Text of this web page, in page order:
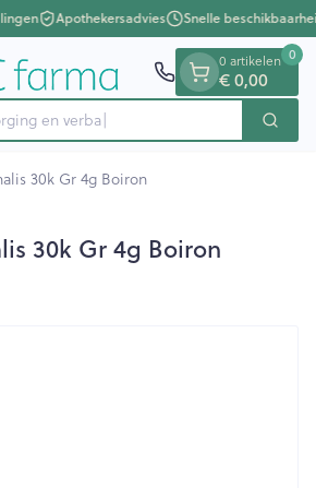
Apothekersadvies Snelle
e Zoek
0 artikelen
€ 0,00
0
30k Gr 4g Boiron
30k Gr 4g Boiron